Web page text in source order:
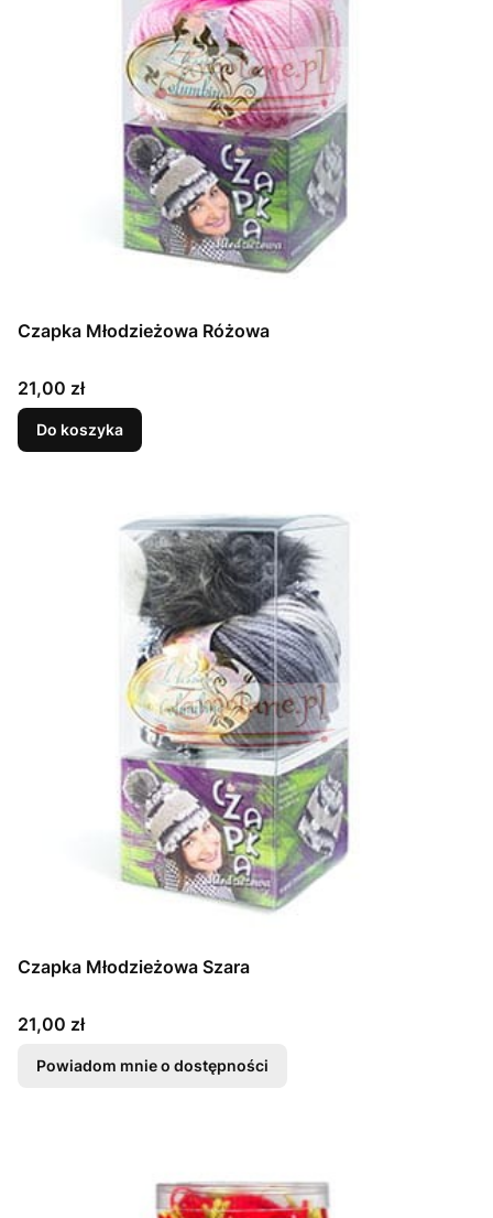
Czapka Młodzieżowa Różowa
Cena
21,00 zł
Do koszyka
Czapka Młodzieżowa Szara
Cena
21,00 zł
Powiadom mnie o dostępności